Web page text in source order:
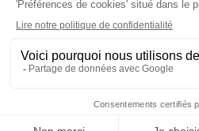
SUIVEZ-NOUS
© Leurre de la